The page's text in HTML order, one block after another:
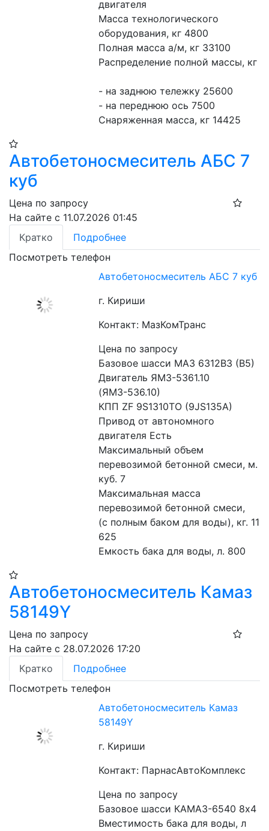
двигателя
Масса технологического
оборудования, кг 4800
Полная масса а/м, кг 33100
Распределение полной массы, кг
- на заднюю тележку 25600
- на переднюю ось 7500
Снаряженная масса, кг 14425
Автобетоносмеситель АБС 7
куб
Цена по запросу
На сайте с 11.07.2026 01:45
Кратко
Подробнее
Посмотреть телефон
Автобетоносмеситель АБС 7 куб
г. Кириши
Контакт: МазКомТранс
Цена по запросу
Базовое шасси МАЗ 6312В3 (В5)
Двигатель ЯМЗ-5361.10
(ЯМЗ-536.10)
КПП ZF 9S1310TO (9JS135A)
Привод от автономного
двигателя Есть
Максимальный объем
перевозимой бетонной смеси, м.
куб. 7
Максимальная масса
перевозимой бетонной смеси,
(с полным баком для воды), кг. 11
625
Емкость бака для воды, л. 800
Автобетоносмеситель Камаз
58149Y
Цена по запросу
На сайте с 28.07.2026 17:20
Кратко
Подробнее
Посмотреть телефон
Автобетоносмеситель Камаз
58149Y
г. Кириши
Контакт: ПарнасАвтоКомплекс
Цена по запросу
Базовое шасси КАМАЗ-6540 8x4
Вместимость бака для воды, л